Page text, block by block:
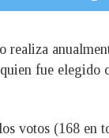
realiza
fue
votos (168 en